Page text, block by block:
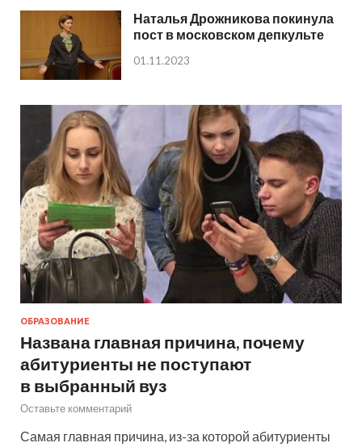
Наталья Дрожникова покинула
пост в московском депкульте
01.11.2023
ОБРАЗОВАНИЕ
Названа главная причина, почему
абитуриенты не поступают
в выбранный вуз
Оставьте комментарий
Самая главная причина, из-за которой абитуриенты